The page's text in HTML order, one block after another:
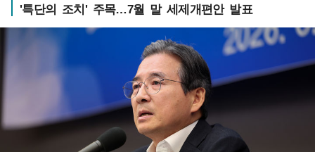
'특단의 조치' 주목…7월 말 세제개편안 발표